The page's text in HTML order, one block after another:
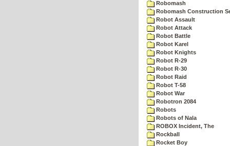
Robomash
Robomash Construction
Robot Assault
Robot Attack
Robot Battle
Robot Karel
Robot Knights
Robot R-29
Robot R-30
Robot Raid
Robot T-58
Robot War
Robotron 2084
Robots
Robots of Nala
ROBOX Incident, The
Rockball
Rocket Boy